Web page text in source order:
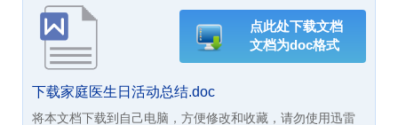
下载家庭医生日活动总结.doc
将本文档下载到自己电脑，方便修改和收藏，请勿使用迅雷
点此处下载文档
文档为doc格式